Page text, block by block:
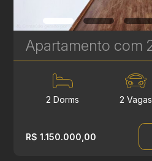
2 Dorms 2 Vagas
R$ 1.150.000,00